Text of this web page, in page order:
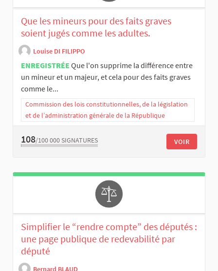
Que les mineurs pour des faits graves
soient jugés comme les adultes.
Louise DI FILIPPO
ENREGISTRÉE Que l'on supprime la différence entre
un mineur et un majeur, et cela pour des faits graves
comme le...
Commission des lois constitutionnelles, de la législation
et de l’administration générale de la République
108/100 000 SIGNATURES VOIR
Simplifier le “rendre compte” des députés :
une page publique de redevabilité par
député
Bernard BLAUD